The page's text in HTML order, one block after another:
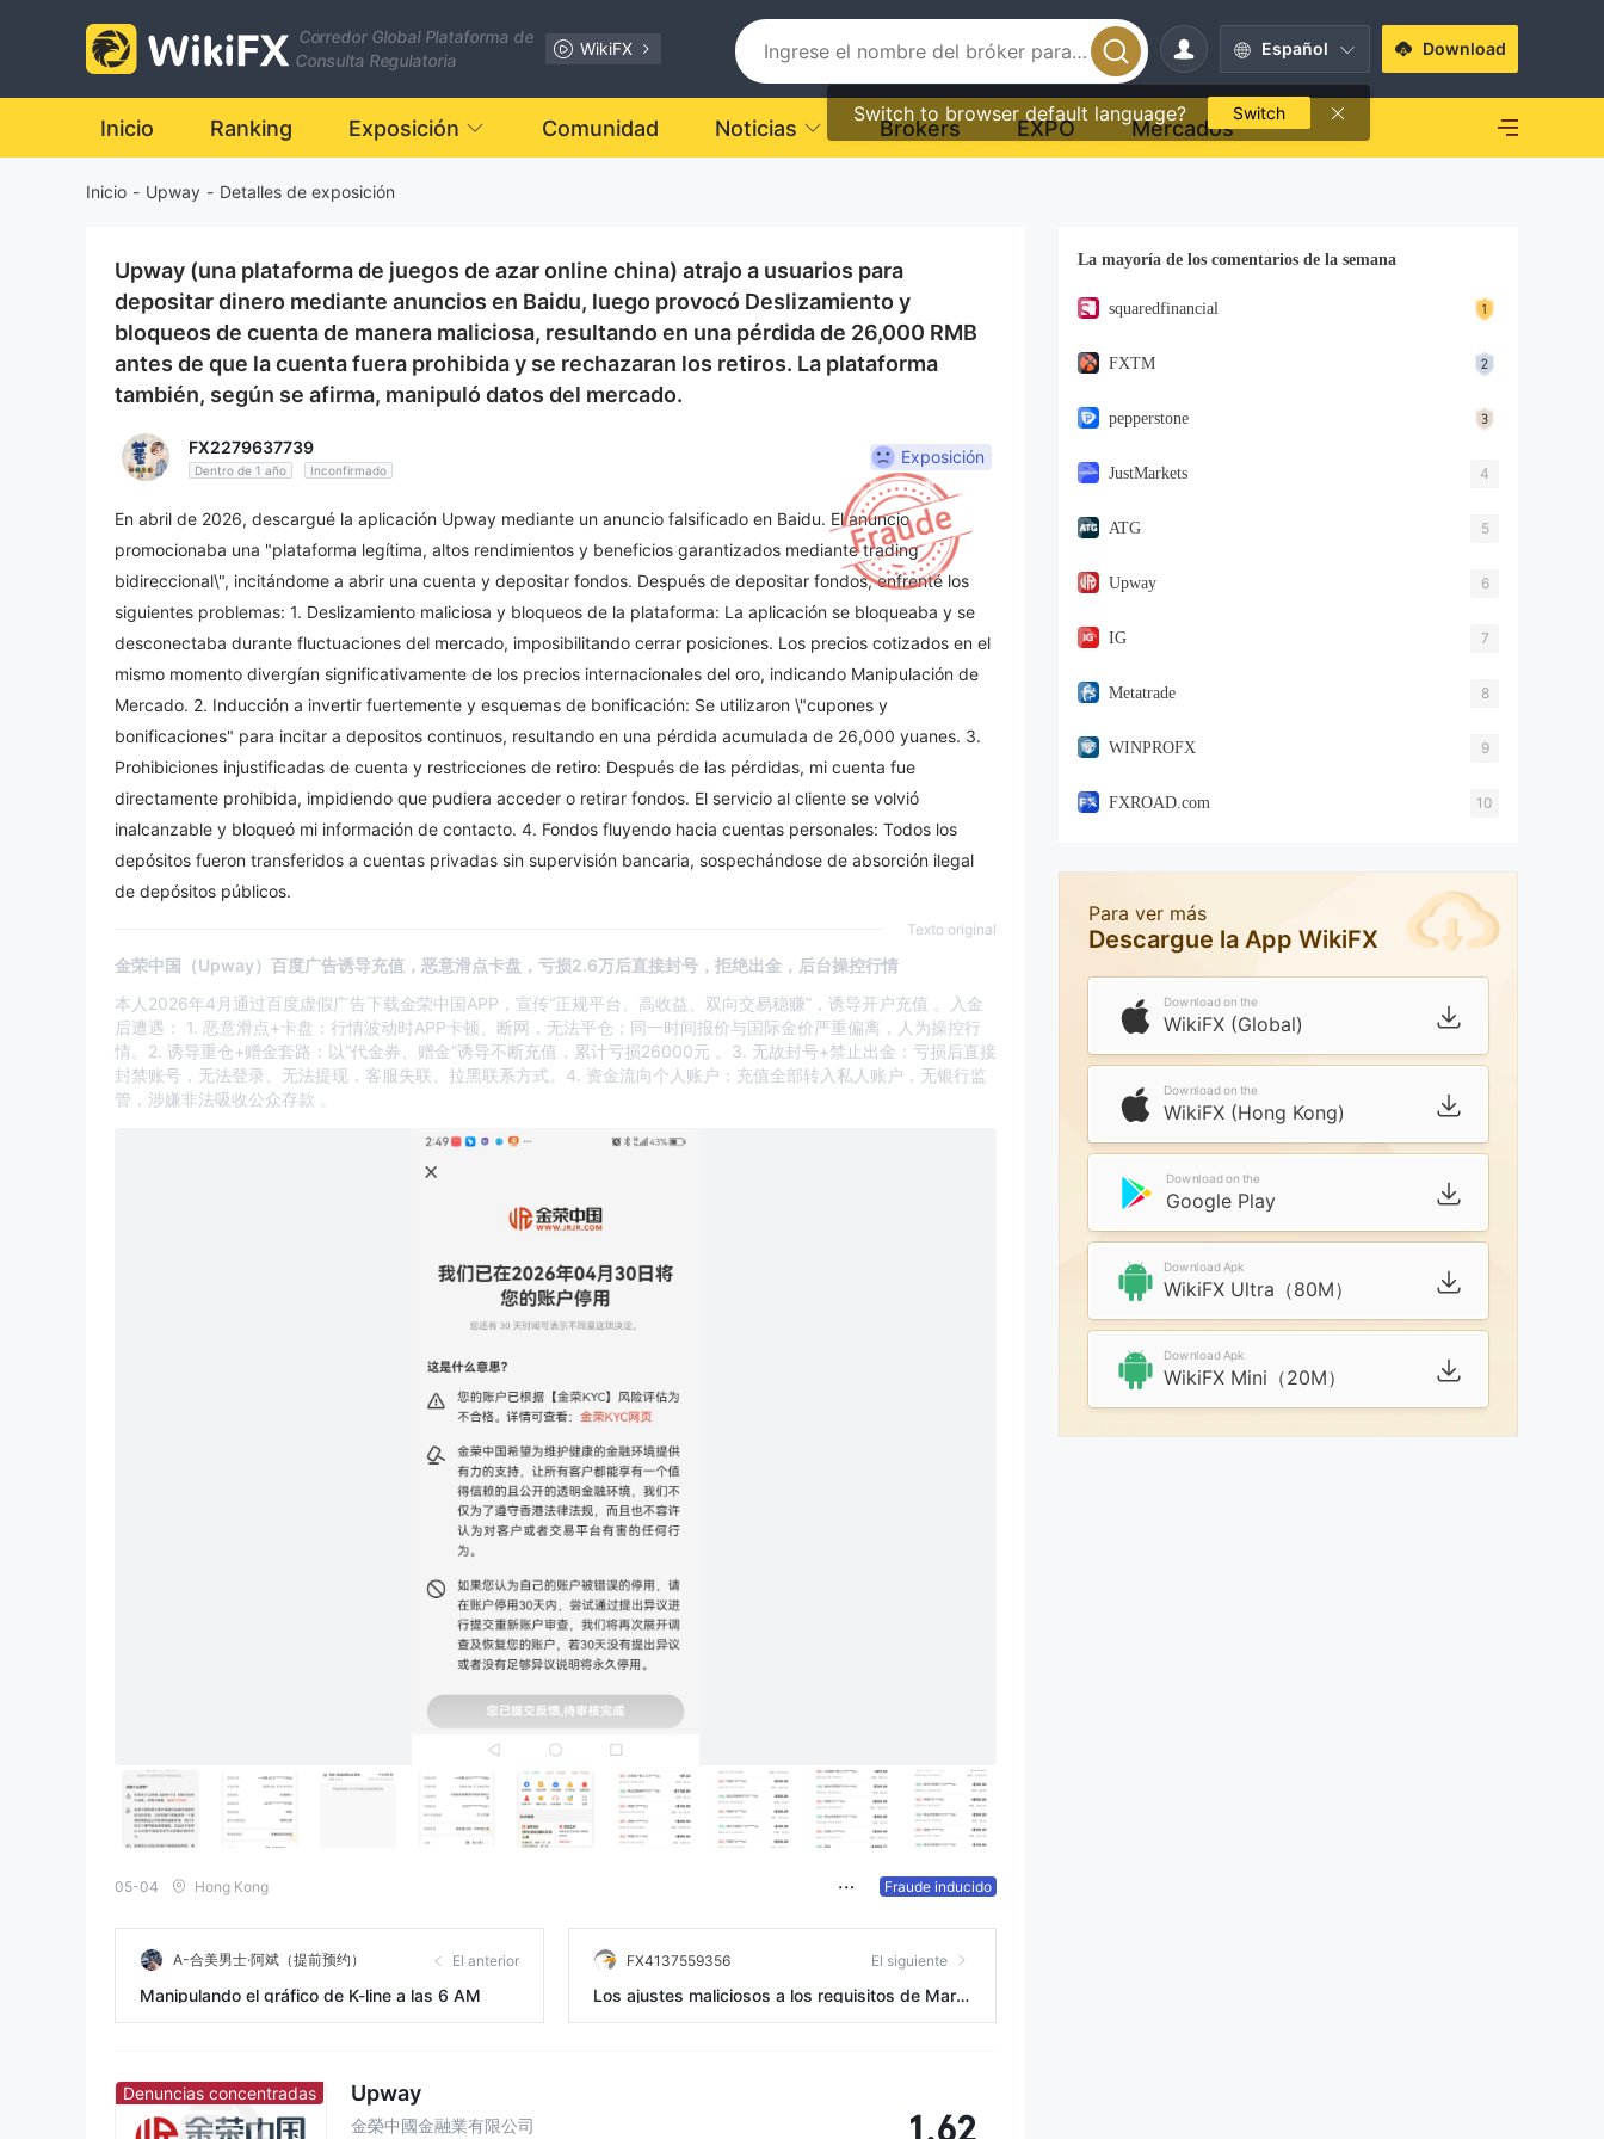
Corredor Global Plataforma de
Consulta Regulatoria
WikiFX Español
Switch to browser default language? Switch
Download
Inicio Ranking Exposición Comunidad Noticias Brokers EXPO Mercados
Inicio - Upway - Detalles de exposición
Upway (una plataforma de juegos de azar online china) atrajo a usuarios para
depositar dinero mediante anuncios en Baidu, luego provocó Deslizamiento y
bloqueos de cuenta de manera maliciosa, resultando en una pérdida de 26,000 RMB
antes de que la cuenta fuera prohibida y se rechazaran los retiros. La plataforma
también, según se afirma, manipuló datos del mercado.
FX2279637739
Dentro de 1 año Inconfirmado
Exposición
En abril de 2026, descargué la aplicación Upway mediante un anuncio falsificado en Baidu. El anuncio
promocionaba una "plataforma legítima, altos rendimientos y beneficios garantizados mediante trading
bidireccional\", incitándome a abrir una cuenta y depositar fondos. Después de depositar fondos, enfrenté los
siguientes problemas: 1. Deslizamiento maliciosa y bloqueos de la plataforma: La aplicación se bloqueaba y se
desconectaba durante fluctuaciones del mercado, imposibilitando cerrar posiciones. Los precios cotizados en el
mismo momento divergían significativamente de los precios internacionales del oro, indicando Manipulación de
Mercado. 2. Inducción a invertir fuertemente y esquemas de bonificación: Se utilizaron \"cupones y
bonificaciones" para incitar a depositos continuos, resultando en una pérdida acumulada de 26,000 yuanes. 3.
Prohibiciones injustificadas de cuenta y restricciones de retiro: Después de las pérdidas, mi cuenta fue
directamente prohibida, impidiendo que pudiera acceder o retirar fondos. El servicio al cliente se volvió
inalcanzable y bloqueó mi información de contacto. 4. Fondos fluyendo hacia cuentas personales: Todos los
depósitos fueron transferidos a cuentas privadas sin supervisión bancaria, sospechándose de absorción ilegal
de depósitos públicos.
Texto original
金荣中国（Upway）百度广告诱导充值，恶意滑点卡盘，亏损2.6万后直接封号，拒绝出金，后台操控行情
本人2026年4月通过百度虚假广告下载金荣中国APP，宣传“正规平台、高收益、双向交易稳赚”，诱导开户充值 。入金
后遭遇： 1. 恶意滑点+卡盘：行情波动时APP卡顿、断网，无法平仓；同一时间报价与国际金价严重偏离，人为操控行
情。 ​ 2. 诱导重仓+赠金套路：以“代金券、赠金”诱导不断充值，累计亏损26000元 。 ​ 3. 无故封号+禁止出金：亏损后直接
封禁账号，无法登录、无法提现，客服失联、拉黑联系方式。 ​ 4. 资金流向个人账户：充值全部转入私人账户，无银行监
管，涉嫌非法吸收公众存款 。
05-04 Hong Kong Fraude inducido
A-合美男士·阿斌（提前预约） El anterior
Manipulando el gráfico de K-line a las 6 AM
FX4137559356 El siguiente
Los ajustes maliciosos a los requisitos de Marg
en por la plataforma fraudulenta provocaron la li
Denuncias concentradas
Upway
金榮中國金融業有限公司
1.62
La mayoría de los comentarios de la semana
squaredfinancial
FXTM
pepperstone
JustMarkets 4
ATG 5
Upway 6
IG 7
Metatrade 8
WINPROFX 9
FXROAD.com 10
Para ver más
Descargue la App WikiFX
Download on the
WikiFX (Global)
Download on the
WikiFX (Hong Kong)
Download on the
Google Play
Download Apk
WikiFX Ultra（80M）
Download Apk
WikiFX Mini（20M）